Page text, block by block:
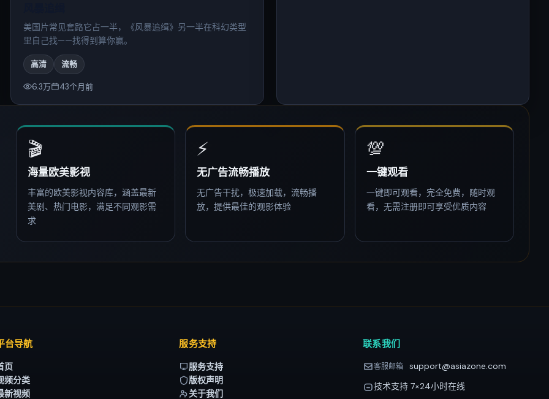
美国片常见套路它占一半，《风暴追缉》另一半在科幻类型
里自己找——找得到算你赢。
高清 流畅
6.3万 43个月前
🎬
海量欧美影视
丰富的欧美影视内容库，涵盖最新
美剧、热门电影，满足不同观影需
求
⚡
无广告流畅播放
无广告干扰，极速加载，流畅播
放，提供最佳的观影体验
💯
一键观看
一键即可观看，完全免费，随时观
看，无需注册即可享受优质内容
台导航
页
频分类
新视频
服务支持
服务支持
版权声明
关于我们
联系我们
客服邮箱
support@asiazone.com
技术支持 7×24小时在线